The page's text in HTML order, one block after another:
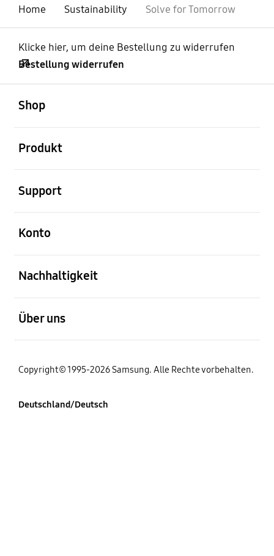
Home Sustainability Solve for Tomorrow
Klicke hier, um deine Bestellung zu widerrufen
Bestellung widerrufen
Shop
Produkt
Support
Konto
Nachhaltigkeit
Über uns
Copyright© 1995-2026 Samsung. Alle Rechte vorbehalten.
Deutschland/Deutsch